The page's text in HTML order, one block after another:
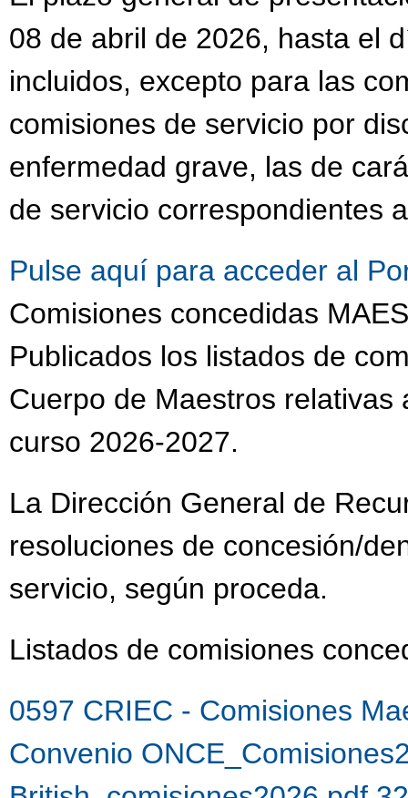
08 de abril de 2026, hasta el
incluidos, excepto para las
comisiones de servicio por
enfermedad grave, las de
de servicio correspondientes
Pulse aquí para acceder al
Comisiones concedidas
Publicados los listados de
Cuerpo de Maestros
curso 2026-2027.
La Dirección General de
resoluciones de concesión/
servicio, según proceda.
Listados de comisiones
0597 CRIEC - Comisiones
Convenio